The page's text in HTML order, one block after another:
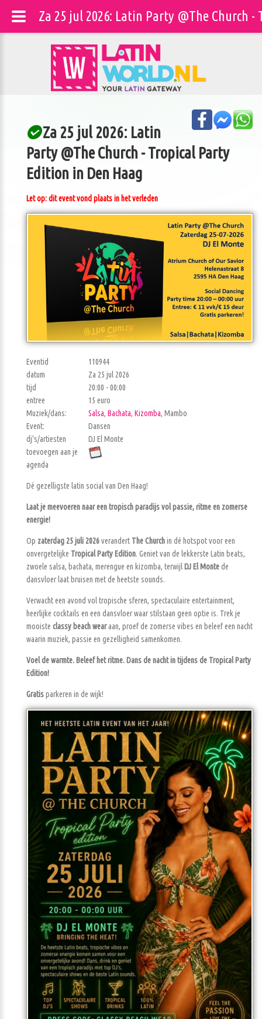
Za 25 jul 2026: Latin
Party @The Church - Tropical Party
Edition in Den Haag
Let op: dit event vond plaats in het verleden
Eventid
110944
datum
Za 25 jul 2026
tijd
20:00 - 00:00
entree
15 euro
Muziek/dans:
Salsa, Bachata, Kizomba, Mambo
Event:
Dansen
dj's/artiesten
DJ El Monte
toevoegen aan je
agenda
Dé gezelligste latin social van Den Haag!
Laat je meevoeren naar een tropisch paradijs vol passie, ritme en zomerse
energie!
Op zaterdag 25 juli 2026verandert The Churchin dé hotspot voor een
onvergetelijke Tropical Party Edition. Geniet van de lekkerste Latin beats,
zwoele salsa, bachata, merengue en kizomba, terwijlDJ El Montede
dansvloer laat bruisen met de heetste sounds.
Verwacht een avond vol tropische sferen, spectaculaire entertainment,
heerlijke cocktails en een dansvloer waar stilstaan geen optie is. Trek je
mooiste classy beach wearaan, proef de zomerse vibes en beleef een nacht
waarin muziek, passie en gezelligheid samenkomen.
Voel de warmte. Beleef het ritme. Dans de nacht in tijdens de Tropical Party
Edition!
Gratisparkeren in de wijk!
Za 25 jul 2026: Latin Party @The Church